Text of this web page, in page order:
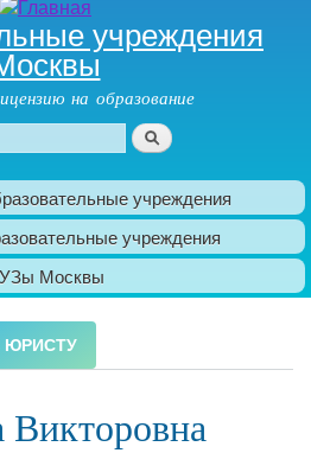
учреждения
на образование
учреждения
учреждения
Москвы